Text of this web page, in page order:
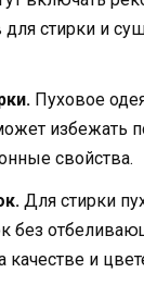
стирки и
Пуховое
избежать
свойства.
Для стирки
без
качестве и